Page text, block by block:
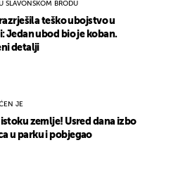
SLAVONSKOM BRODU
teško ubojstvo u
Jedan ubod bio je koban.
detalji
JE
istoku zemlje! Usred dana izbo
u parku i pobjegao